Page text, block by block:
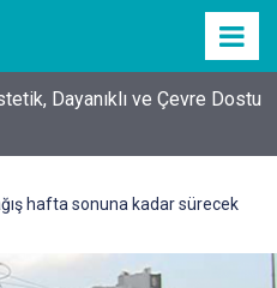
Dayanıklı ve Çevre Dostu
hafta sonuna kadar sürecek